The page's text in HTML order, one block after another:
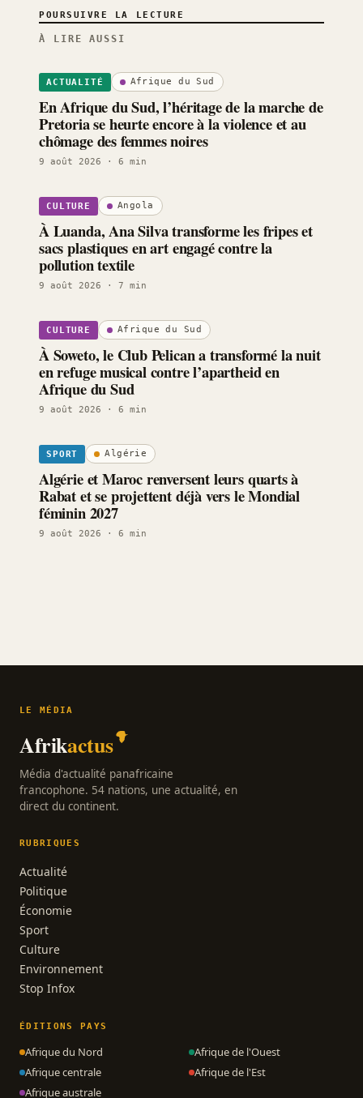
POURSUIVRE LA LECTURE
À LIRE AUSSI
ACTUALITÉ Afrique du Sud
En Afrique du Sud, l’héritage de la marche de
Pretoria se heurte encore à la violence et au
chômage des femmes noires
9 août 2026 · 6 min
CULTURE Angola
À Luanda, Ana Silva transforme les fripes et
sacs plastiques en art engagé contre la
pollution textile
9 août 2026 · 7 min
CULTURE Afrique du Sud
À Soweto, le Club Pelican a transformé la nuit
en refuge musical contre l’apartheid en
Afrique du Sud
9 août 2026 · 6 min
SPORT Algérie
Algérie et Maroc renversent leurs quarts à
Rabat et se projettent déjà vers le Mondial
féminin 2027
9 août 2026 · 6 min
LE MÉDIA
Afrikactus
Média d'actualité panafricaine
francophone. 54 nations, une actualité, en
direct du continent.
RUBRIQUES
Actualité
Politique
Économie
Sport
Culture
Environnement
Stop Infox
ÉDITIONS PAYS
Afrique du Nord
Afrique de l'Ouest
Afrique centrale
Afrique de l'Est
Afrique australe